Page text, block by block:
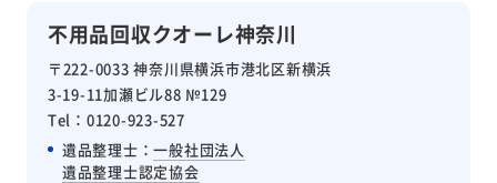
不用品回収クオーレ神奈川
〒222-0033 神奈川県横浜市港北区新横浜
3-19-11加瀬ビル88 №129
Tel：0120-923-527
遺品整理士：一般社団法人
遺品整理士認定協会